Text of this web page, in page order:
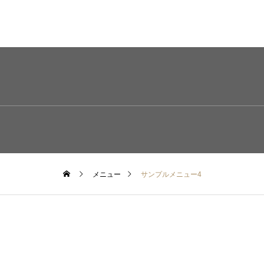
メニュー サンプルメニュー4